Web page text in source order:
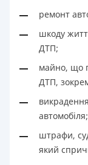
ремонт
шкоду
ДТП;
майно, що
ДТП,
автомобіля;
штрафи,
який